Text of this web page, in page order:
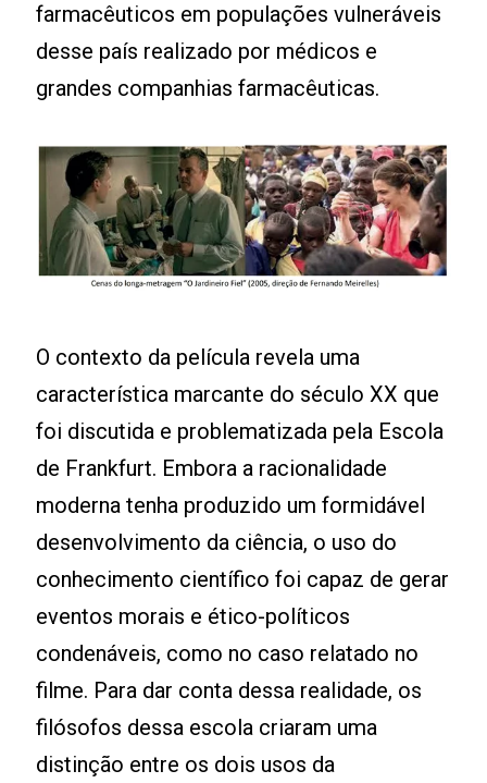
farmacêuticos em populações vulneráveis
desse país realizado por médicos e
grandes companhias farmacêuticas.
O contexto da película revela uma
característica marcante do século XX que
foi discutida e problematizada pela Escola
de Frankfurt. Embora a racionalidade
moderna tenha produzido um formidável
desenvolvimento da ciência, o uso do
conhecimento científico foi capaz de gerar
eventos morais e ético-políticos
condenáveis, como no caso relatado no
filme. Para dar conta dessa realidade, os
filósofos dessa escola criaram uma
distinção entre os dois usos da